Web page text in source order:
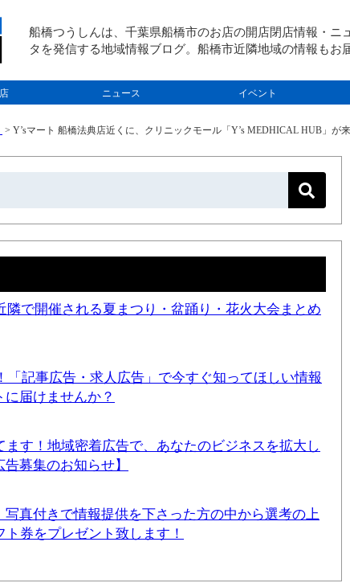
船橋つうしんは、千葉県船橋市のお店の開店閉店情報・ニ
タを発信する地域情報ブログ。船橋市近隣地域の情報もお
ニュース イベント
> Y’sマート 船橋法典店近くに、クリニックモール「Y’s MEDHICAL HUB」が
隣で開催される夏まつり・盆踊り・花火大会まとめ
「記事広告・求人広告」で今すぐ知ってほしい情報
届けませんか？
ます！地域密着広告で、あなたのビジネスを拡大し
募集のお知らせ】
写真付きで情報提供を下さった方の中から選考の上
ト券をプレゼント致します！